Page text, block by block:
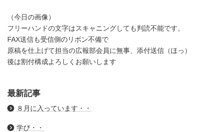
（今日の画像）
フリーハンドの文字はスキャニングしても判読不能です。
FAX送信も受信側のリボン不備で
原稿を仕上げて担当の広報部会員に無事、添付送信（ほっ）
後は割付構成よろしくお願いします
最新記事
８月に入っています・・
学び・・